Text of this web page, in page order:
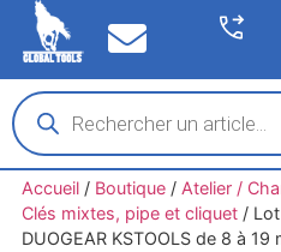
Accueil/ Boutique/ Atelier /
Clés mixtes, pipe et cliquet/
DUOGEAR KSTOOLS de 8 à 19